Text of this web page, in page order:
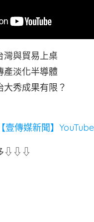
與貿易上桌
淡化半導體
秀成果有限？
【壹傳媒新聞】
⇩⇩⇩